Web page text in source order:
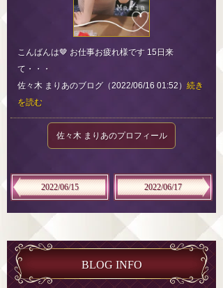
こんばんは🤎 お仕事お疲れ様です 15日来
て・・・
佐々木 まりあのブログ（2022/06/16 01:52） 続き
を読む
佐々木 まりあのプロフィール
2022/06/15 2022/06/17
BLOG INFO